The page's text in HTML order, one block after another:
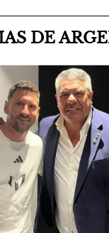
DE